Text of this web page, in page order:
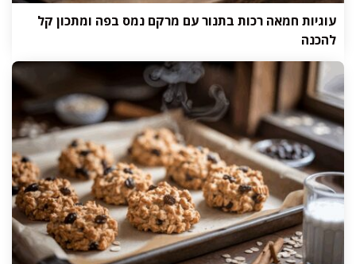
עוגיות חמאה רכות בתנור עם מרקם נמס בפה ומתכון קל
להכנה